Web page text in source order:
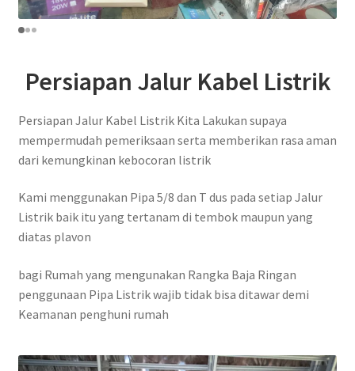
Persiapan Jalur Kabel Listrik
Persiapan Jalur Kabel Listrik Kita Lakukan supaya
mempermudah pemeriksaan serta memberikan rasa aman
dari kemungkinan kebocoran listrik
Kami menggunakan Pipa 5/8 dan T dus pada setiap Jalur
Listrik baik itu yang tertanam di tembok maupun yang
diatas plavon
bagi Rumah yang mengunakan Rangka Baja Ringan
penggunaan Pipa Listrik wajib tidak bisa ditawar demi
Keamanan penghuni rumah